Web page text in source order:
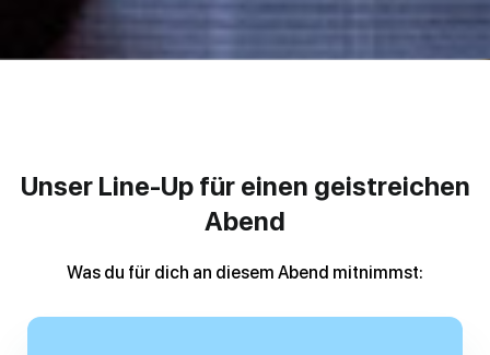
Unser Line-Up für einen geistreichen
Abend
Was du für dich an diesem Abend mitnimmst: